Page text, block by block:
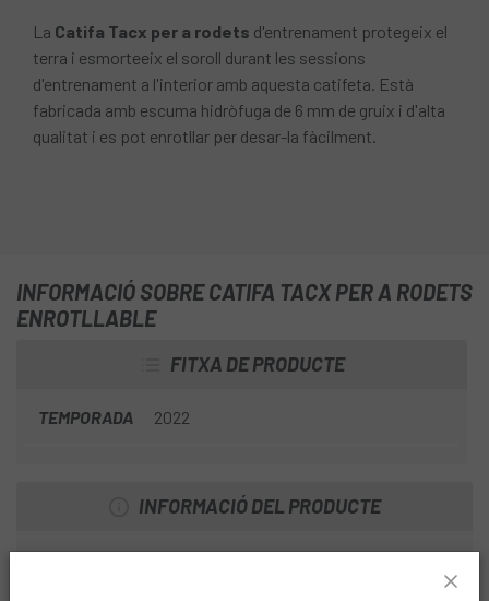
La Catifa Tacx per a rodets d'entrenament protegeix el
terra i esmorteeix el soroll durant les sessions
d'entrenament a l'interior amb aquesta catifeta. Està
fabricada amb escuma hidròfuga de 6 mm de gruix i d'alta
qualitat i es pot enrotllar per desar-la fàcilment.
INFORMACIÓ SOBRE CATIFA TACX PER A RODETS
ENROTLLABLE
FITXA DE PRODUCTE
TEMPORADA 2022
INFORMACIÓ DEL PRODUCTE
Perfecta per a: